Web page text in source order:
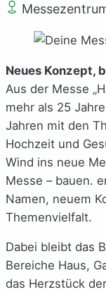
Neues Konzept,
Aus der Messe
mehr als 25
Jahren mit den
Hochzeit und
Wind ins neue
Messe – bauen.
Namen, neuem
Themenvielfalt.
Dabei bleibt das
Bereiche Haus,
das Herzstück